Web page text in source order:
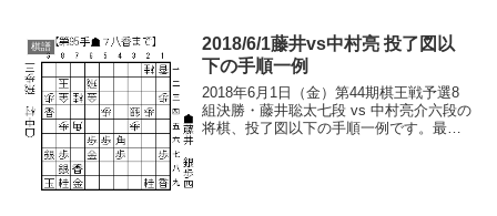
10敗 .778。11敗目を喫すると、...
棋譜
2018/6/1藤井vs中村亮 投了図以
下の手順一例
2018年6月1日（金）第44期棋王戦予選8
組決勝・藤井聡太七段 vs 中村亮介六段の
将棋、投了図以下の手順一例です。最新